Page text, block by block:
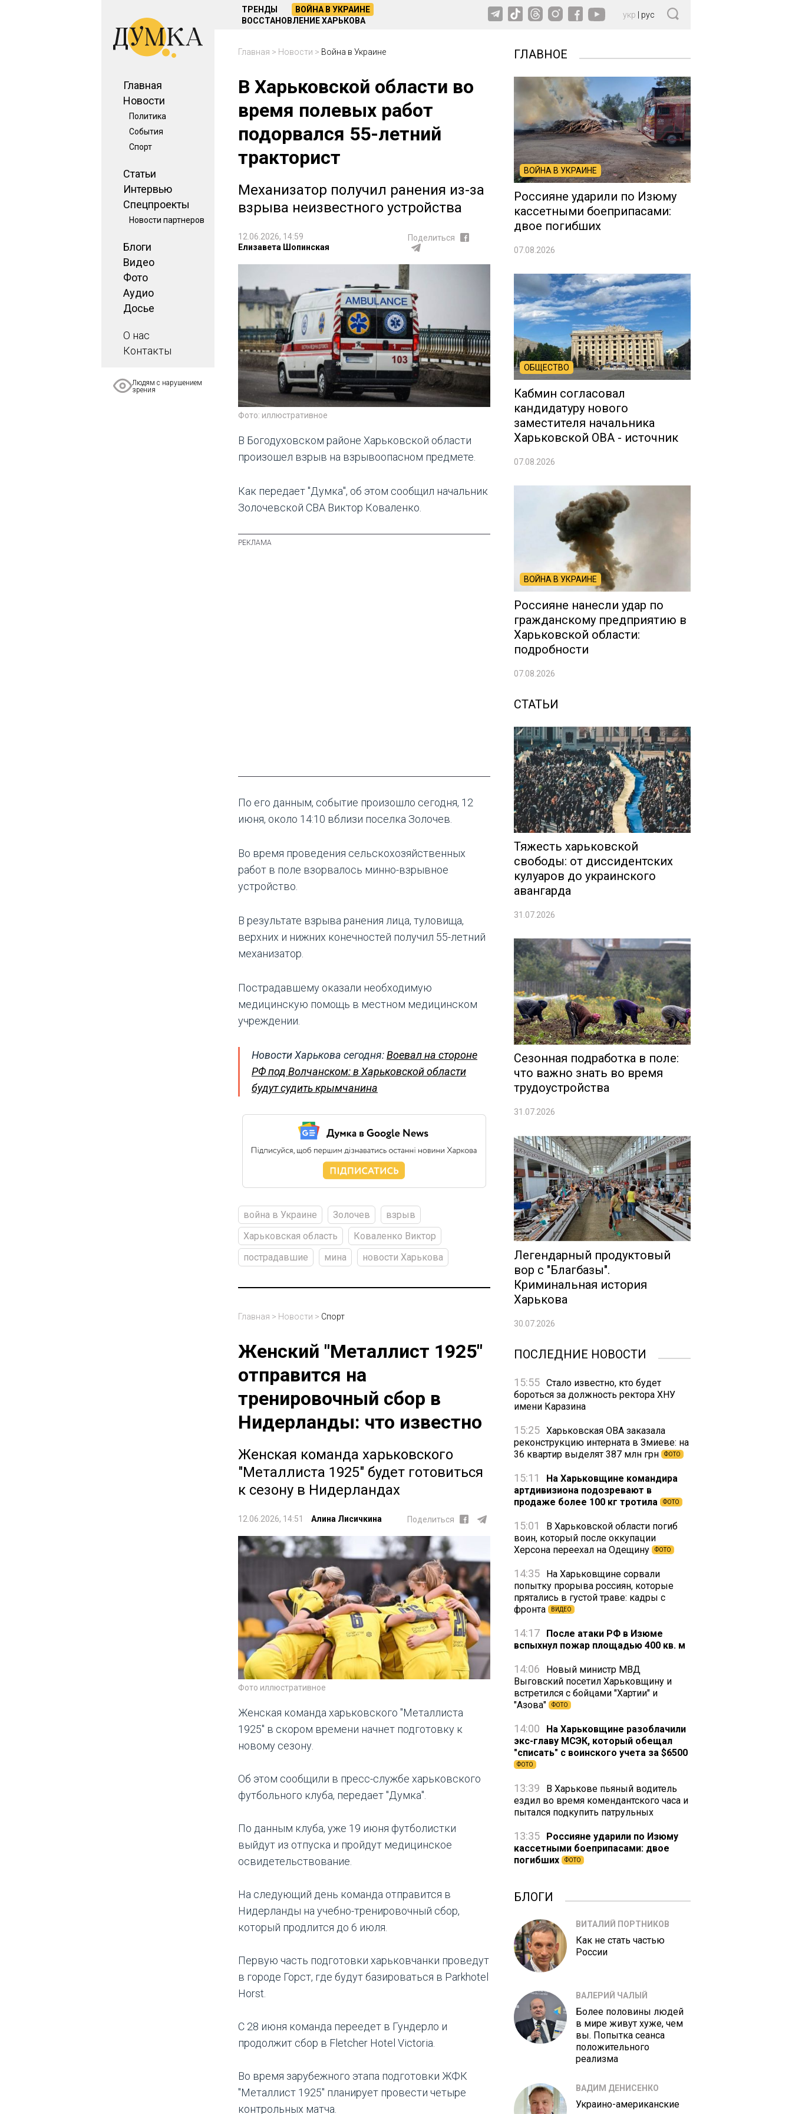
Главная
Новости
Политика
События
Спорт
Статьи
Интервью
Спецпроекты
Новости партнеров
Блоги
Видео
Фото
Аудио
Досье
О нас
Контакты
Людям с нарушением
зрения
ТРЕНДЫ
ВОЙНА В УКРАИНЕ
ВОССТАНОВЛЕНИЕ ХАРЬКОВА
укр рус
Главная > Новости > Война в Украине
В Харьковской области во
время полевых работ
подорвался 55-летний
тракторист
Механизатор получил ранения из-за
взрыва неизвестного устройства
12.06.2026, 14:59
Елизавета Шопинская
Поделиться
Фото: иллюстративное
В Богодуховском районе Харьковской области
произошел взрыв на взрывоопасном предмете.
Как передает "Думка", об этом сообщил начальник
Золочевской СВА Виктор Коваленко.
По его данным, событие произошло сегодня, 12
июня, около 14:10 вблизи поселка Золочев.
Во время проведения сельскохозяйственных
работ в поле взорвалось минно-взрывное
устройство.
В результате взрыва ранения лица, туловища,
верхних и нижних конечностей получил 55-летний
механизатор.
Пострадавшему оказали необходимую
медицинскую помощь в местном медицинском
учреждении.
Новости Харькова сегодня:Воевал на стороне
РФ под Волчанском: в Харьковской области
будут судить крымчанина
война в Украине Золочев
взрыв
Харьковская область
Коваленко Виктор
пострадавшие
мина новости Харькова
Главная > Новости > Спорт
Женский "Металлист 1925"
отправится на
тренировочный сбор в
Нидерланды: что известно
Женская команда харьковского
"Металлиста 1925" будет готовиться
к сезону в Нидерландах
12.06.2026, 14:51 Алина Лисичкина Поделиться
Фото иллюстративное
Женская команда харьковского "Металлиста
1925" в скором времени начнет подготовку к
новому сезону.
Об этом сообщили в пресс-службе харьковского
футбольного клуба, передает "Думка".
По данным клуба, уже 19 июня футболистки
выйдут из отпуска и пройдут медицинское
освидетельствование.
На следующий день команда отправится в
Нидерланды на учебно-тренировочный сбор,
который продлится до 6 июля.
Первую часть подготовки харьковчанки проведут
в городе Горст, где будут базироваться в Parkhotel
Horst.
С 28 июня команда переедет в Гундерло и
продолжит сбор в Fletcher Hotel Victoria.
Во время зарубежного этапа подготовки ЖФК
"Металлист 1925" планирует провести четыре
контрольных матча.
ГЛАВНОЕ
ВОЙНА В УКРАИНЕ
Россияне ударили по Изюму
кассетными боеприпасами:
двое погибших
07.08.2026
ОБЩЕСТВО
Кабмин согласовал
кандидатуру нового
заместителя начальника
Харьковской ОВА - источник
07.08.2026
ВОЙНА В УКРАИНЕ
Россияне нанесли удар по
гражданскому предприятию в
Харьковской области:
подробности
07.08.2026
СТАТЬИ
Тяжесть харьковской
свободы: от диссидентских
кулуаров до украинского
авангарда
31.07.2026
Сезонная подработка в поле:
что важно знать во время
трудоустройства
31.07.2026
Легендарный продуктовый
вор с "Благбазы".
Криминальная история
Харькова
30.07.2026
ПОСЛЕДНИЕ НОВОСТИ
15:55 Стало известно, кто будет
бороться за должность ректора ХНУ
имени Каразина
15:25 Харьковская ОВА заказала
реконструкцию интерната в Змиеве: на
36 квартир выделят 387 млн грн
ФОТО
15:11
На Харьковщине командира
артдивизиона подозревают в
продаже более 100 кг тротила
ФОТО
15:01
В Харьковской области погиб
воин, который после оккупации
Херсона переехал на Одещину
ФОТО
14:35
На Харьковщине сорвали
попытку прорыва россиян, которые
прятались в густой траве: кадры с
фронта
ВИДЕО
14:17
После атаки РФ в Изюме
вспыхнул пожар площадью 400 кв. м
14:06
Новый министр МВД
Выговский посетил Харьковщину и
встретился с бойцами "Хартии" и
"Азова"
ФОТО
14:00
На Харьковщине разоблачили
экс-главу МСЭК, который обещал
"списать" с воинского учета за $6500
ФОТО
13:39
В Харькове пьяный водитель
ездил во время комендантского часа и
пытался подкупить патрульных
13:35
Россияне ударили по Изюму
кассетными боеприпасами: двое
погибших
ФОТО
БЛОГИ
ВИТАЛИЙ ПОРТНИКОВ
Как не стать частью
России
ВАЛЕРИЙ ЧАЛЫЙ
Более половины людей
в мире живут хуже, чем
вы. Попытка сеанса
положительного
реализма
ВАДИМ ДЕНИСЕНКО
Украино-американские